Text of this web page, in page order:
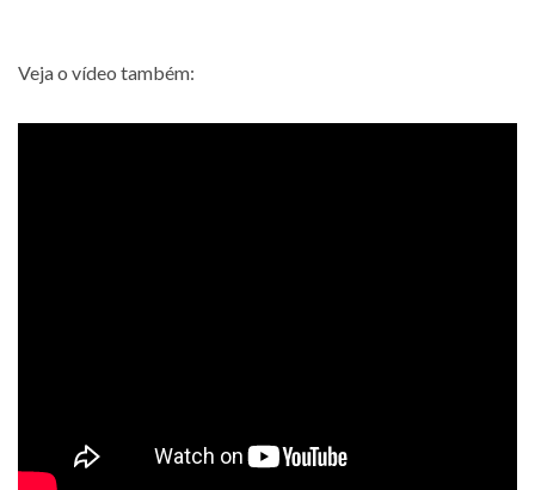
Veja o vídeo também: